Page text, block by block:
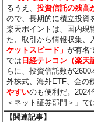
るうえ、投資信託の残高
ので、長期的に積立投資
楽天ポイントは、国内現
た、取引から情報収集、
ケットスピード」が有名
では 日経テレコン（楽天
らに、投資信託数が
外株式、海外ETF、金の
やすいのも便利だ。
＜ネット証券部門＞」で
【関連記事】